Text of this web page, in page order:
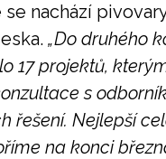
nachází
„Do druhého
17 projektů,
s
řešení. Nejlepší
na konci